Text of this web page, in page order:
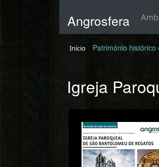
Angrosfera
Início Património histórico
Igreja